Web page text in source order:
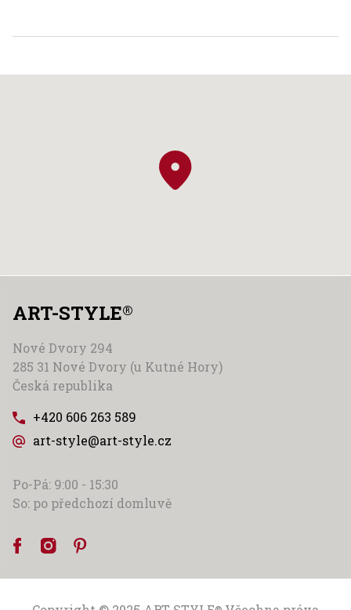
ART-STYLE®
Nové Dvory 294
285 31 Nové Dvory (u Kutné Hory)
Česká republika
+420 606 263 589
art-style@art-style.cz
Po-Pá: 9:00 - 15:30
So: po předchozí domluvě